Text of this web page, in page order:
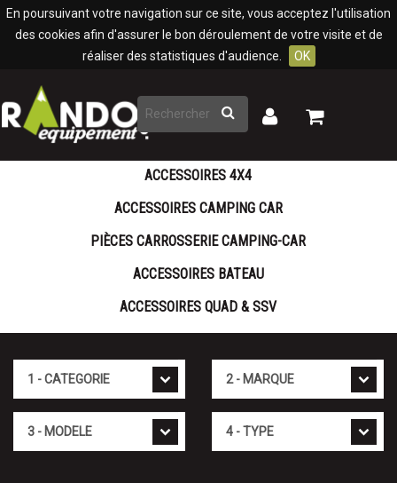
En poursuivant votre navigation sur ce site, vous acceptez l'utilisation
des cookies afin d'assurer le bon déroulement de votre visite et de
réaliser des statistiques d'audience.
OK
Rechercher
Mon
Mon
ACCESSOIRES 4X4
ACCESSOIRES CAMPING CAR
PIÈCES CARROSSERIE CAMPING-CAR
ACCESSOIRES BATEAU
ACCESSOIRES QUAD & SSV
Panneau de gestion des cookies